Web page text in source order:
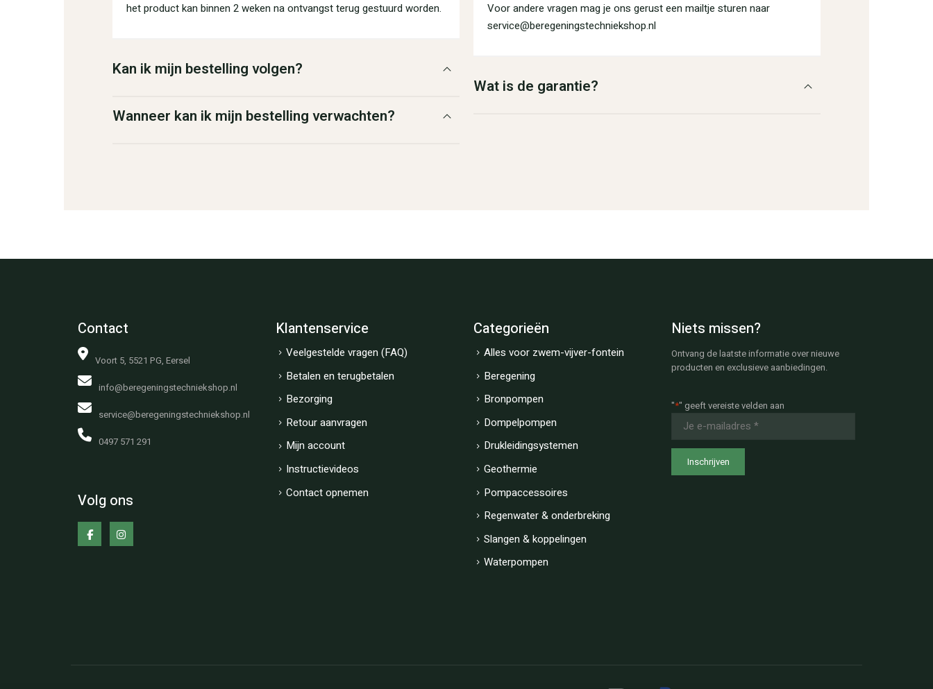
het product kan binnen 2 weken na ontvangst terug gestuurd worden.
Kan ik mijn bestelling volgen?
Wanneer kan ik mijn bestelling verwachten?
Voor andere vragen mag je ons gerust een mailtje sturen naar
service@beregeningstechniekshop.nl
Wat is de garantie?
Contact
Voort 5, 5521 PG, Eersel
info@beregeningstechniekshop.nl
service@beregeningstechniekshop.nl
0497 571 291
Volg ons
Klantenservice
Veelgestelde vragen (FAQ)
Betalen en terugbetalen
Bezorging
Retour aanvragen
Mijn account
Instructievideos
Contact opnemen
Categorieën
Alles voor zwem-vijver-fontein
Beregening
Bronpompen
Dompelpompen
Drukleidingsystemen
Geothermie
Pompaccessoires
Regenwater & onderbreking
Slangen & koppelingen
Waterpompen
Niets missen?
Ontvang de laatste informatie over nieuwe
producten en exclusieve aanbiedingen.
"*" geeft vereiste velden aan
mailadres
*